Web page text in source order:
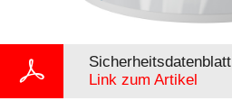
Sicherheitsdatenblatt
Link zum Artikel